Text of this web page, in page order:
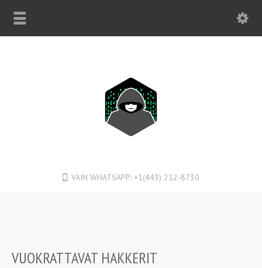
VAIN WHATSAPP: +1(443) 212-8730
VUOKRATTAVAT HAKKERIT